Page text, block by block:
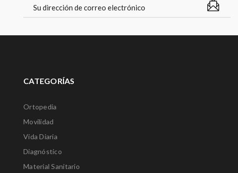
CATEGORÍAS
Ortopedia
Movilidad
Vida Diaria
Diagnóstico
Material Sanitario